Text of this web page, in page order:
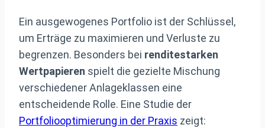
Ein ausgewogenes Portfolio ist der Schlüssel,
um Erträge zu maximieren und Verluste zu
begrenzen. Besonders bei renditestarken
Wertpapieren spielt die gezielte Mischung
verschiedener Anlageklassen eine
entscheidende Rolle. Eine Studie der
Portfoliooptimierung in der Praxis zeigt: